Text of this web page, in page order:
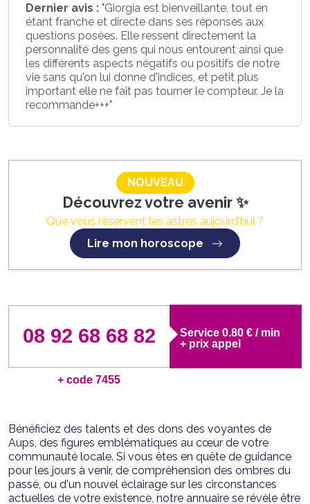
Dernier avis : "Giorgia est bienveillante, tout en
étant franche et directe dans ses réponses aux
questions posées. Elle ressent directement la
personnalité des gens qui nous entourent ainsi que
les différents aspects négatifs ou positifs de notre
vie sans qu'on lui donne d'indices, et petit plus
important elle ne fait pas tourner le compteur. Je la
recommande+++"
NOUVEAU
Découvrez votre avenir ✨
Que vous réservent les astres aujourd'hui ?
Lire mon horoscope
08 92 68 68 82
+ code 7455
Service 0.80 € / min
+ prix appel
Bénéficiez des talents et des dons des voyantes de
Aups, des figures emblématiques au cœur de votre
communauté locale. Si vous êtes en quête de guidance
pour les jours à venir, de compréhension des ombres du
passé, ou d'un nouvel éclairage sur les circonstances
actuelles de votre existence, notre annuaire se révèle être